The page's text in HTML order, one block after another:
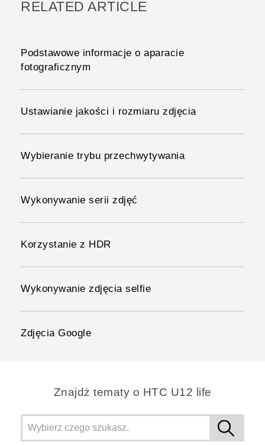
RELATED ARTICLE
Podstawowe informacje o aparacie
fotograficznym
Ustawianie jakości i rozmiaru zdjęcia
Wybieranie trybu przechwytywania
Wykonywanie serii zdjęć
Korzystanie z HDR
Wykonywanie zdjęcia selfie
Zdjęcia Google
Znajdż tematy o HTC U12 life